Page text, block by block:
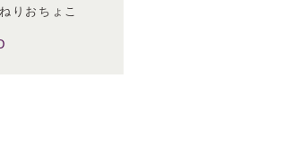
りおちょこ